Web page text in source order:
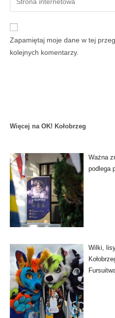
Zapamiętaj moje dane w tej
kolejnych komentarzy.
Więcej na OK! Kołobrzeg
Ważna
podlega
Wilki,